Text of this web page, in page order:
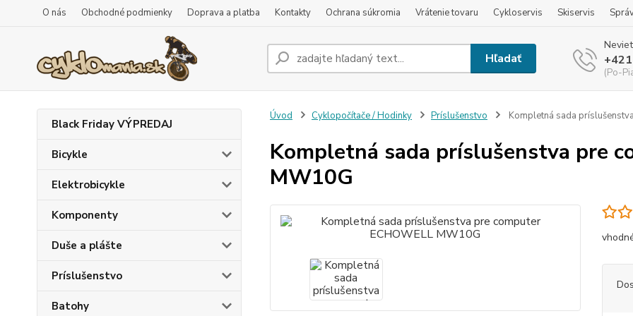
O nás Obchodné podmienky Doprava a platba Kontakty Ochrana súkromia Vrátenie tovaru Cykloservis Skiservis
Hľadať
(Po-
Black Friday VÝPREDAJ
Bicykle
Elektrobicykle
Komponenty
Duše a plášte
Príslušenstvo
Batohy
Úvod Cyklopočítače / Hodinky Príslušenstvo Kompletná sada
Kompletná sada príslušenstva pre
MW10G